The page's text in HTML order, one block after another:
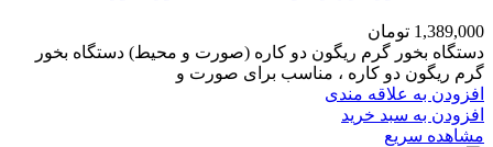
1,389,000 تومان
دستگاه بخور گرم ریگون دو کاره (صورت و محیط) دستگاه بخور
گرم ریگون دو کاره ، مناسب برای صورت و
افزودن به علاقه مندی
افزودن به سبد خرید
مشاهده سریع